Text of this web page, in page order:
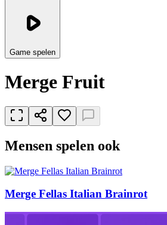
Game spelen
Merge Fruit
Mensen spelen ook
Merge Fellas Italian Brainrot